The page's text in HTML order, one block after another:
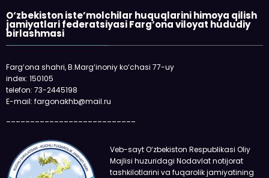
O‘zbekiston iste’molchilar huquqlarini himoya qilish
jamiyatlari federatsiyasi Farg‘ona viloyat hududiy
birlashmasi
Farg‘ona shahri, B.Marg‘inoniy ko‘chasi 77-uy
index: 150105
telefon: 73-2445198
E-mail: fargonakhb@mail.ru
Veb-sayt O‘zbekiston Respublikasi Oliy
Majlisi huzuridagi Nodavlat notijorat
tashkilotlarini va fuqarolik jamiyatining